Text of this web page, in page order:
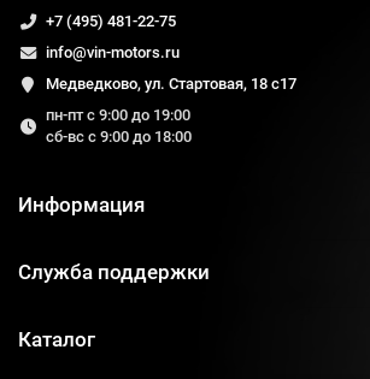
+7 (495) 481-22-75
info@vin-motors.ru
Медведково, ул. Стартовая, 18 с17
пн-пт с 9:00 до 19:00
сб-вс с 9:00 до 18:00
Информация
Служба поддержки
Каталог